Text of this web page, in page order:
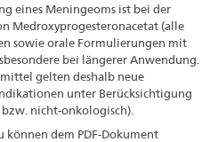
eines Meningeoms ist bei der
Medroxyprogesteronacetat (alle
sowie orale Formulierungen mit
bei längerer Anwendung.
gelten deshalb neue
unter Berücksichtigung
nicht-onkologisch).
dem PDF-Dokument